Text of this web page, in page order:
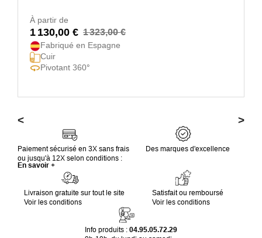
À partir de
1 130,00 € 1 323,00 €
Fabriqué en Espagne
Cuir
Pivotant 360°
< >
Paiement sécurisé en 3X sans frais
ou jusqu'à 12X selon conditions :
En savoir +
Des marques d'excellence
Livraison gratuite sur tout le site
Voir les conditions
Satisfait ou remboursé
Voir les conditions
Info produits : 04.95.05.72.29